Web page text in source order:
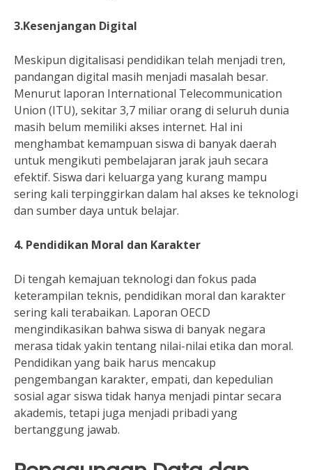
3.Kesenjangan Digital
Meskipun digitalisasi pendidikan telah menjadi tren,
pandangan digital masih menjadi masalah besar.
Menurut laporan International Telecommunication
Union (ITU), sekitar 3,7 miliar orang di seluruh dunia
masih belum memiliki akses internet. Hal ini
menghambat kemampuan siswa di banyak daerah
untuk mengikuti pembelajaran jarak jauh secara
efektif. Siswa dari keluarga yang kurang mampu
sering kali terpinggirkan dalam hal akses ke teknologi
dan sumber daya untuk belajar.
4. Pendidikan Moral dan Karakter
Di tengah kemajuan teknologi dan fokus pada
keterampilan teknis, pendidikan moral dan karakter
sering kali terabaikan. Laporan OECD
mengindikasikan bahwa siswa di banyak negara
merasa tidak yakin tentang nilai-nilai etika dan moral.
Pendidikan yang baik harus mencakup
pengembangan karakter, empati, dan kepedulian
sosial agar siswa tidak hanya menjadi pintar secara
akademis, tetapi juga menjadi pribadi yang
bertanggung jawab.